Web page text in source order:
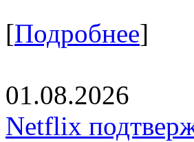
[Подробнее]
01.08.2026
Netflix